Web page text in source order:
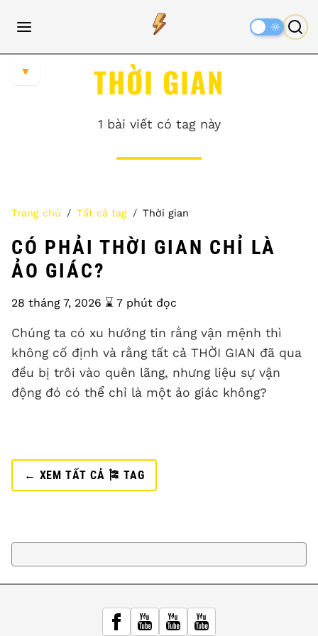
THỜI GIAN
1 bài viết có tag này
Trang chủ Tất cả tag Thời gian
CÓ PHẢI THỜI GIAN CHỈ LÀ
ẢO GIÁC?
28 tháng 7, 2026 ⌛️ 7 phút đọc
Chúng ta có xu hướng tin rằng vận mệnh thì
không cố định và rằng tất cả THỜI GIAN đã qua
đều bị trôi vào quên lãng, nhưng liệu sự vận
động đó có thể chỉ là một ảo giác không?
← XEM TẤT CẢ 🎏 TAG
▼